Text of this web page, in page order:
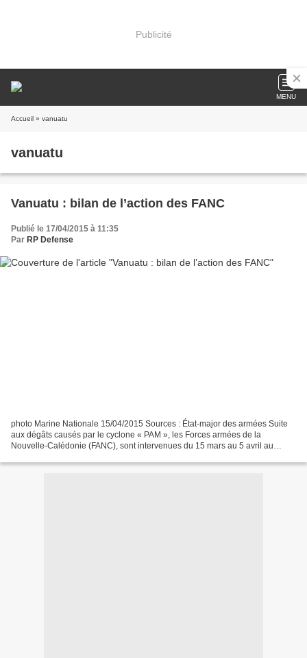
Publicité
MENU
Accueil » vanuatu
vanuatu
Vanuatu : bilan de l’action des FANC
Publié le 17/04/2015 à 11:35
Par RP Defense
photo Marine Nationale 15/04/2015 Sources : État-major des armées Suite
aux dégâts causés par le cyclone « PAM », les Forces armées de la
Nouvelle-Calédonie (FANC), sont intervenues du 15 mars au 5 avril au